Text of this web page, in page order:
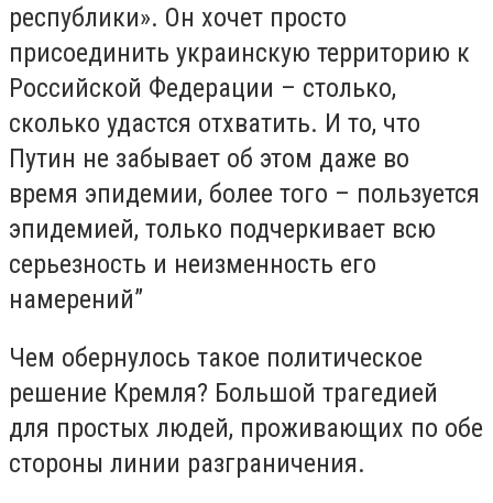
республики». Он хочет просто
присоединить украинскую территорию к
Российской Федерации – столько,
сколько удастся отхватить. И то, что
Путин не забывает об этом даже во
время эпидемии, более того – пользуется
эпидемией, только подчеркивает всю
серьезность и неизменность его
намерений”
Чем обернулось такое политическое
решение Кремля? Большой трагедией
для простых людей, проживающих по обе
стороны линии разграничения.